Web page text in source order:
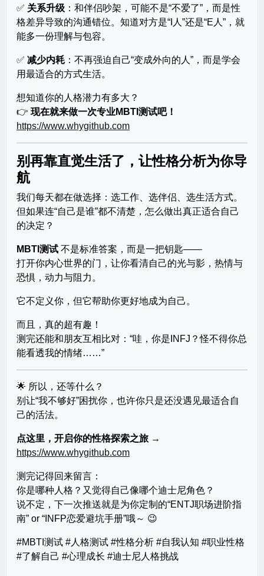
✅ 关系升级 ：和伴侣吵架，可能不是“不爱了”，而是性
格差异导致的沟通错位。知道对方是“I人”还是“E人”，就
能多一份理解与包容。
✅ 减少内耗 ：不再强迫自己“变成外向的人”，而是学会
用最适合的方式生活。
想知道你的人格潜力有多大？
👉 现在就来做一次专业MBTI测试吧！
https://www.whygithub.com
别再靠直觉生活了，让性格分析为你导
航
我们每天都在做选择：选工作、选伴侣、选生活方式。
但如果连“自己是谁”都不清楚，怎么做出真正适合自己
的决定？
MBTI测试 不是标准答案，而是一把钥匙——
打开你内心世界的门，让你看清自己的光与影，热情与
恐惧，动力与阻力。
它不定义你，但它帮助你更好地成为自己。
而且，真的超有趣！
测完还能和朋友互相比对：“哇，你是INFJ？怪不得你总
能看透我的情绪……”
🌟 所以，还等什么？
别让“我不够好”困扰你，也许你只是还没遇见最适合自
己的活法。
点这里，开启你的性格探索之旅 →
https://www.whygithub.com
测完记得回来留言：
你是哪种人格？又觉得自己像哪个迪士尼角色？
说不定，下一次推送就是为你定制的“ENTJ职场进阶指
南” or “INFP恋爱避坑手册”哦～ 😉
#MBTI测试 #人格测试 #性格分析 #自我认知 #职业性格
#了解自己 #心理成长 #迪士尼人格挑战